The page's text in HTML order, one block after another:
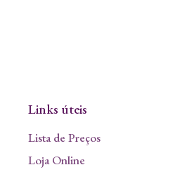
Links úteis
Lista de Preços
Loja Online